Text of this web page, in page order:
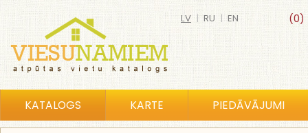
(0)
LV | RU | EN
KATALOGS KARTE PIEDĀVĀJUMI